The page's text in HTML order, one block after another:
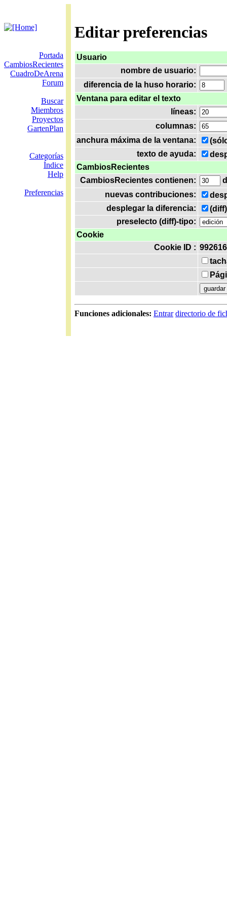
Editar preferencias
Portada
CambiosRecientes
CuadroDeArena
Forum
Buscar
Miembros
Proyectos
GartenPlan
Categorías
Índice
Help
Preferencias
Usuario
nombre de usuario:
diferencia de la huso horario:
Ventana para editar el texto
líneas:
columnas:
anchura máxima de la ventana:
texto de ayuda:
CambiosRecientes
CambiosRecientes contienen:
nuevas contribuciones:
desplegar la diferencia:
preselecto (diff)-tipo:
Cookie
Cookie ID : 992616
Funciones adicionales: Entrar directorio de